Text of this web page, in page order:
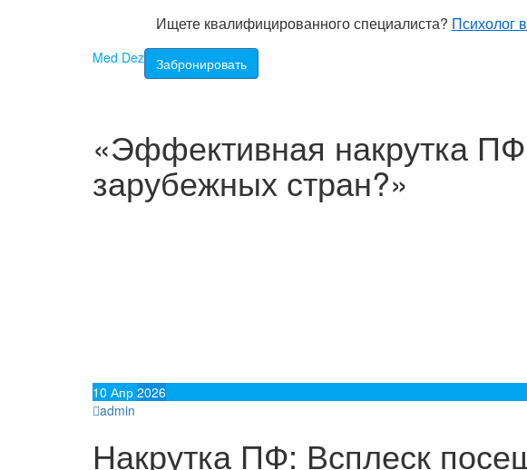
Ищете квалифицированного специалиста? Психолог
Med Dez Забронировать
«Эффективная накрутка
зарубежных стран?»
10 Апр 2026
admin
Накрутка ПФ: Всплеск